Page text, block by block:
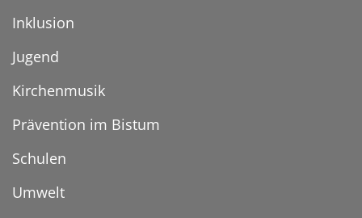
Inklusion
Jugend
Kirchenmusik
Prävention im Bistum
Schulen
Umwelt